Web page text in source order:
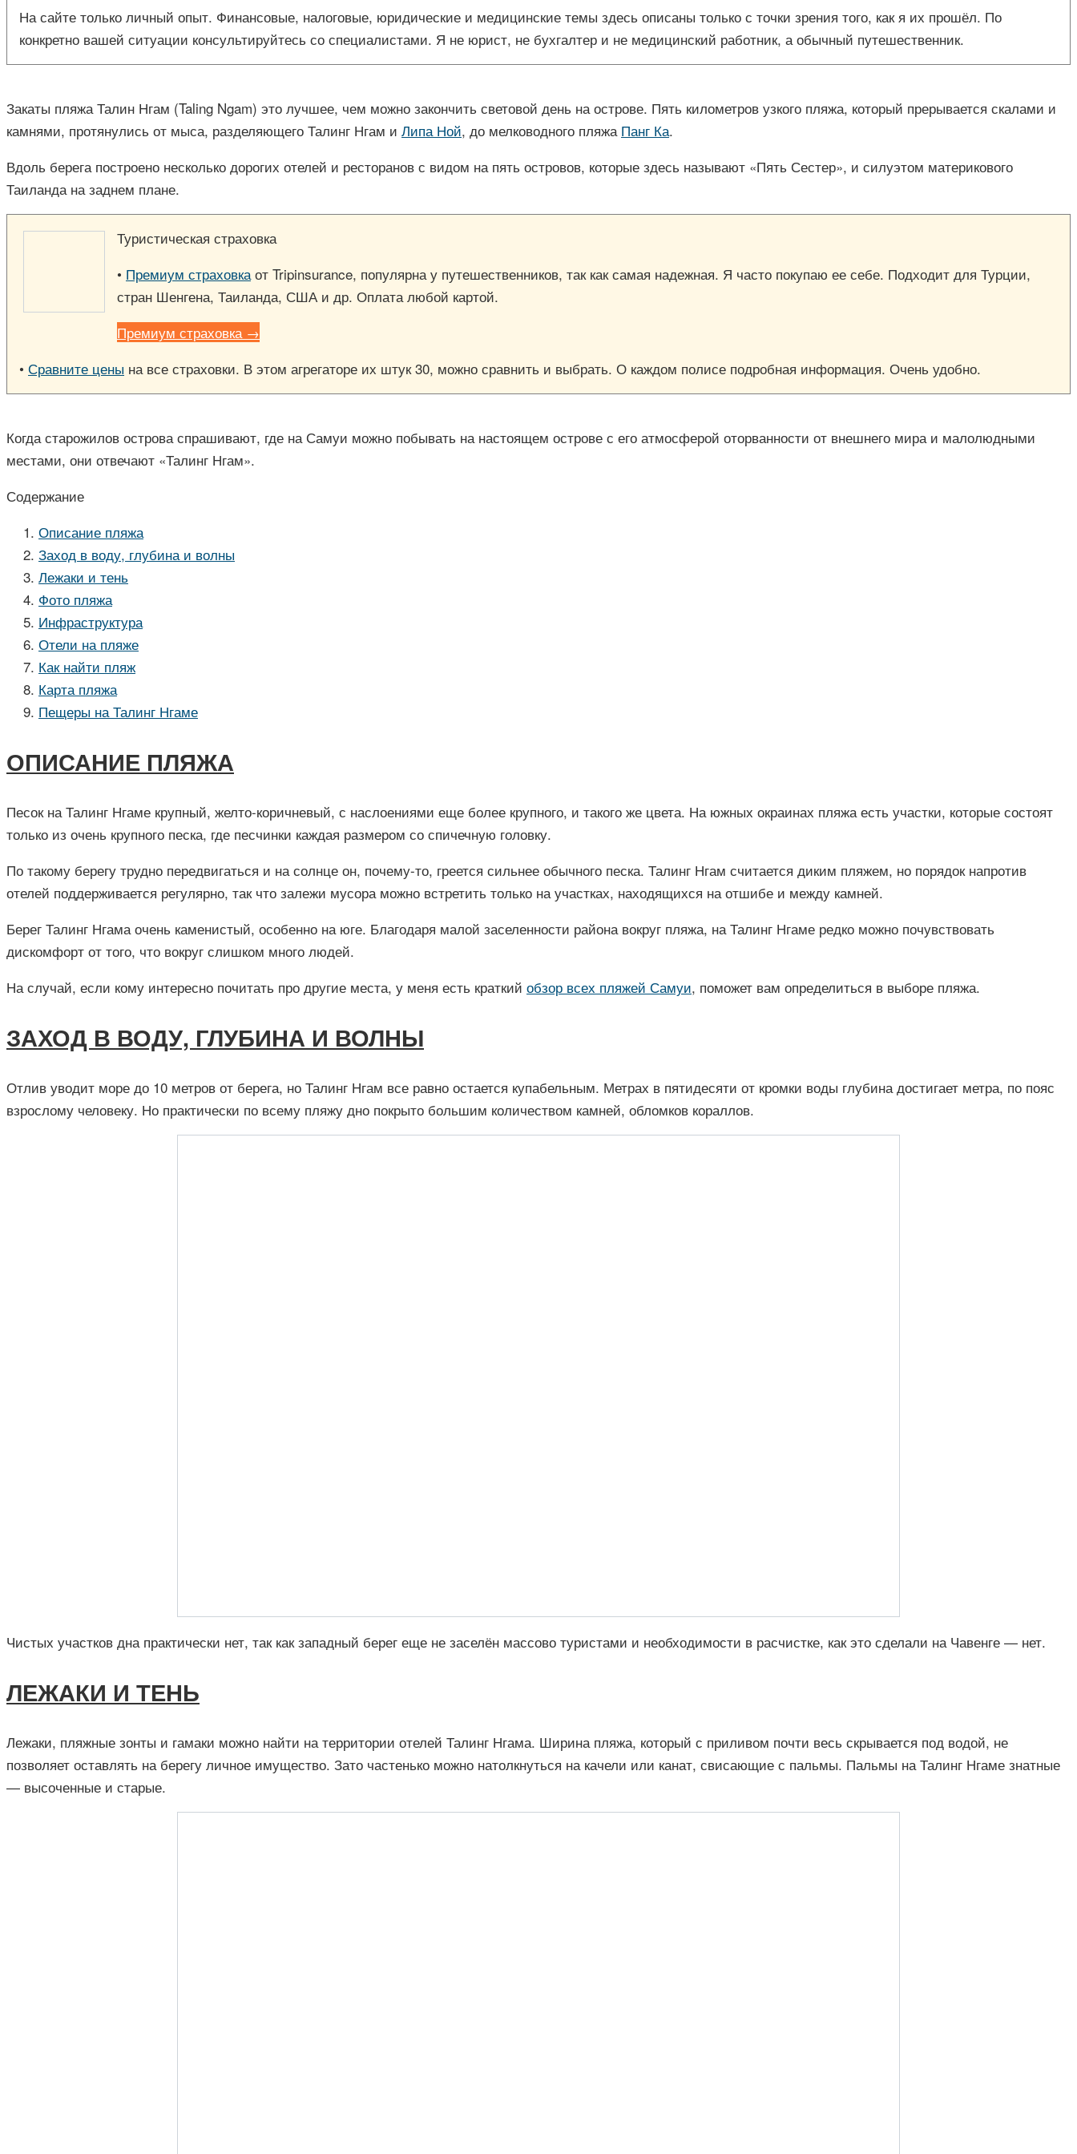
На сайте только личный опыт. Финансовые, налоговые, юридические и медицинские темы здесь описаны только с точки зрения того, как я их прошёл. По
конкретно вашей ситуации консультируйтесь со специалистами. Я не юрист, не бухгалтер и не медицинский работник, а обычный путешественник.
Закаты пляжа Талин Нгам (Taling Ngam) это лучшее, чем можно закончить световой день на острове. Пять километров узкого пляжа, который прерывается скалами и
камнями, протянулись от мыса, разделяющего Талинг Нгам и Липа Ной, до мелководного пляжа Панг Ка.
Вдоль берега построено несколько дорогих отелей и ресторанов с видом на пять островов, которые здесь называют «Пять Сестер», и силуэтом материкового
Таиланда на заднем плане.
Туристическая страховка
• Премиум страховкаот Tripinsurance, популярна у путешественников, так как самая надежная. Я часто покупаю ее себе. Подходит для Турции,
стран Шенгена, Таиланда, США и др. Оплата любой картой.
Премиум страховка →
• Сравните цены на все страховки. В этом агрегаторе их штук 30, можно сравнить и выбрать. О каждом полисе подробная информация. Очень удобно.
Когда старожилов острова спрашивают, где на Самуи можно побывать на настоящем острове с его атмосферой оторванности от внешнего мира и малолюдными
местами, они отвечают «Талинг Нгам».
Содержание
Описание пляжа
Заход в воду, глубина и волны
Лежаки и тень
Фото пляжа
Инфраструктура
Отели на пляже
Как найти пляж
Карта пляжа
Пещеры на Талинг Нгаме
ОПИСАНИЕ ПЛЯЖА
Песок на Талинг Нгаме крупный, желто-коричневый, с наслоениями еще более крупного, и такого же цвета. На южных окраинах пляжа есть участки, которые состоят
только из очень крупного песка, где песчинки каждая размером со спичечную головку.
По такому берегу трудно передвигаться и на солнце он, почему-то, греется сильнее обычного песка. Талинг Нгам считается диким пляжем, но порядок напротив
отелей поддерживается регулярно, так что залежи мусора можно встретить только на участках, находящихся на отшибе и между камней.
Берег Талинг Нгама очень каменистый, особенно на юге. Благодаря малой заселенности района вокруг пляжа, на Талинг Нгаме редко можно почувствовать
дискомфорт от того, что вокруг слишком много людей.
На случай, если кому интересно почитать про другие места, у меня есть краткий обзор всех пляжей Самуи, поможет вам определиться в выборе пляжа.
ЗАХОД В ВОДУ, ГЛУБИНА И ВОЛНЫ
Отлив уводит море до 10 метров от берега, но Талинг Нгам все равно остается купабельным. Метрах в пятидесяти от кромки воды глубина достигает метра, по пояс
взрослому человеку. Но практически по всему пляжу дно покрыто большим количеством камней, обломков кораллов.
Чистых участков дна практически нет, так как западный берег еще не заселён массово туристами и необходимости в расчистке, как это сделали на Чавенге — нет.
ЛЕЖАКИ И ТЕНЬ
Лежаки, пляжные зонты и гамаки можно найти на территории отелей Талинг Нгама. Ширина пляжа, который с приливом почти весь скрывается под водой, не
позволяет оставлять на берегу личное имущество. Зато частенько можно натолкнуться на качели или канат, свисающие с пальмы. Пальмы на Талинг Нгаме знатные
— высоченные и старые.